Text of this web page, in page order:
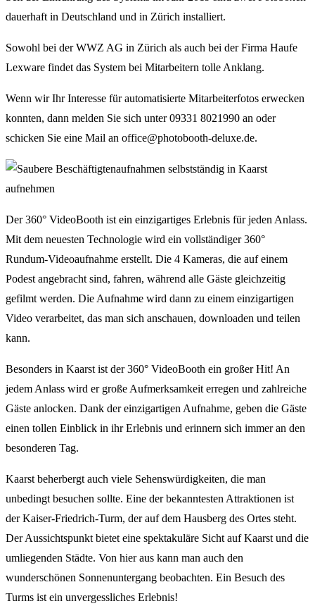
dauerhaft in Deutschland und in Zürich installiert.
Sowohl bei der WWZ AG in Zürich als auch bei der Firma Haufe
Lexware findet das System bei Mitarbeitern tolle Anklang.
Wenn wir Ihr Interesse für automatisierte Mitarbeiterfotos erwecken
konnten, dann melden Sie sich unter 09331 8021990 an oder
schicken Sie eine Mail an office@photobooth-deluxe.de.
Der 360° VideoBooth ist ein einzigartiges Erlebnis für jeden Anlass.
Mit dem neuesten Technologie wird ein vollständiger 360°
Rundum-Videoaufnahme erstellt. Die 4 Kameras, die auf einem
Podest angebracht sind, fahren, während alle Gäste gleichzeitig
gefilmt werden. Die Aufnahme wird dann zu einem einzigartigen
Video verarbeitet, das man sich anschauen, downloaden und teilen
kann.
Besonders in Kaarst ist der 360° VideoBooth ein großer Hit! An
jedem Anlass wird er große Aufmerksamkeit erregen und zahlreiche
Gäste anlocken. Dank der einzigartigen Aufnahme, geben die Gäste
einen tollen Einblick in ihr Erlebnis und erinnern sich immer an den
besonderen Tag.
Kaarst beherbergt auch viele Sehenswürdigkeiten, die man
unbedingt besuchen sollte. Eine der bekanntesten Attraktionen ist
der Kaiser-Friedrich-Turm, der auf dem Hausberg des Ortes steht.
Der Aussichtspunkt bietet eine spektakuläre Sicht auf Kaarst und die
umliegenden Städte. Von hier aus kann man auch den
wunderschönen Sonnenuntergang beobachten. Ein Besuch des
Turms ist ein unvergessliches Erlebnis!